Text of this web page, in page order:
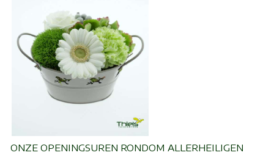
ONZE OPENINGSUREN RONDOM ALLERHEILIGEN